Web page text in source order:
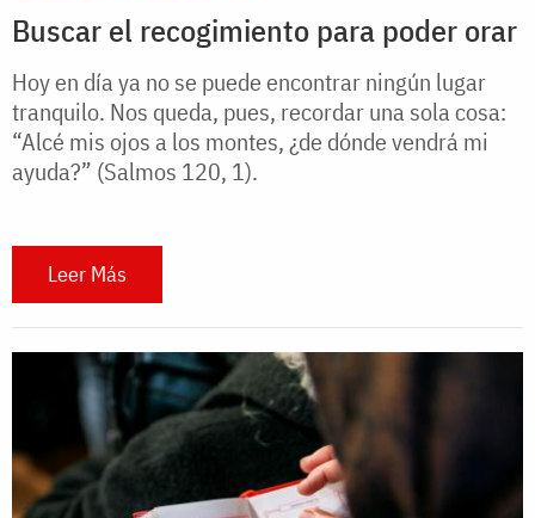
Buscar el recogimiento para poder orar
Hoy en día ya no se puede encontrar ningún lugar
tranquilo. Nos queda, pues, recordar una sola cosa:
“Alcé mis ojos a los montes, ¿de dónde vendrá mi
ayuda?” (Salmos 120, 1).
Leer Más